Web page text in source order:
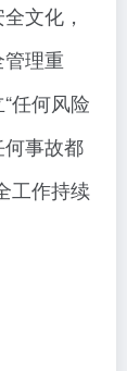
文化，
理重
任何风险
事故都
工作持续